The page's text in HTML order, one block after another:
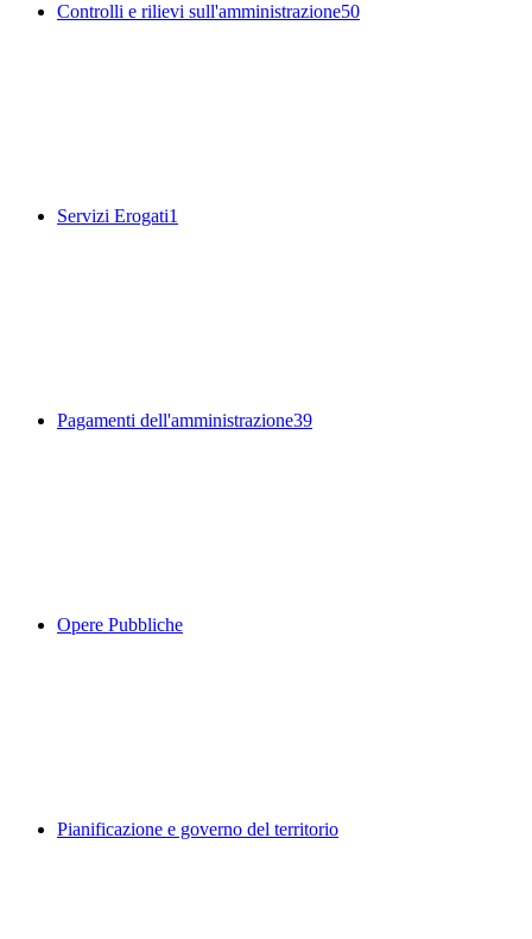
Controlli e rilievi sull'amministrazione50
Servizi Erogati1
Pagamenti dell'amministrazione39
Opere Pubbliche
Pianificazione e governo del territorio